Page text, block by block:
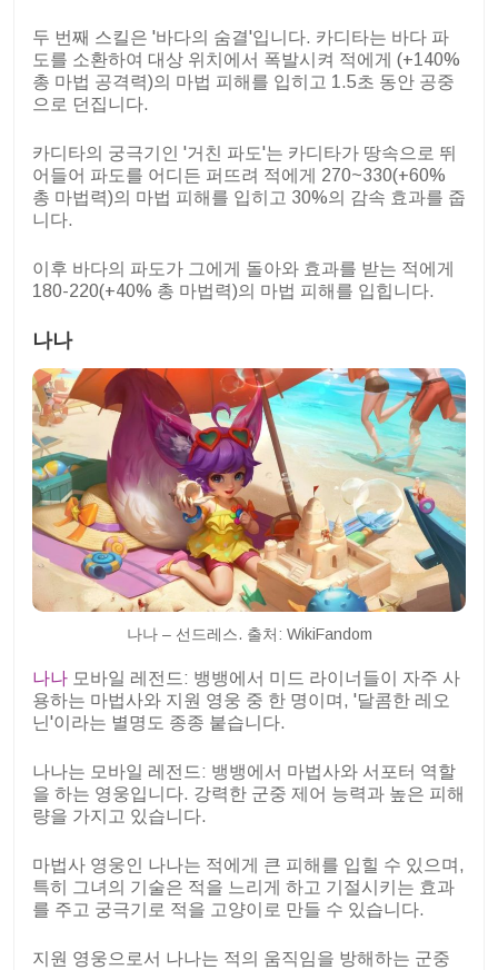
두 번째 스킬은 '바다의 숨결'입니다. 카디타는 바다 파
도를 소환하여 대상 위치에서 폭발시켜 적에게 (+140%
총 마법 공격력)의 마법 피해를 입히고 1.5초 동안 공중
으로 던집니다.
카디타의 궁극기인 '거친 파도'는 카디타가 땅속으로 뛰
어들어 파도를 어디든 퍼뜨려 적에게 270~330(+60%
총 마법력)의 마법 피해를 입히고 30%의 감속 효과를 줍
니다.
이후 바다의 파도가 그에게 돌아와 효과를 받는 적에게
180-220(+40% 총 마법력)의 마법 피해를 입힙니다.
나나
나나 – 선드레스. 출처: WikiFandom
나나 모바일 레전드: 뱅뱅에서 미드 라이너들이 자주 사
용하는 마법사와 지원 영웅 중 한 명이며, '달콤한 레오
닌'이라는 별명도 종종 붙습니다.
나나는 모바일 레전드: 뱅뱅에서 마법사와 서포터 역할
을 하는 영웅입니다. 강력한 군중 제어 능력과 높은 피해
량을 가지고 있습니다.
마법사 영웅인 나나는 적에게 큰 피해를 입힐 수 있으며,
특히 그녀의 기술은 적을 느리게 하고 기절시키는 효과
를 주고 궁극기로 적을 고양이로 만들 수 있습니다.
지원 영웅으로서 나나는 적의 움직임을 방해하는 군중